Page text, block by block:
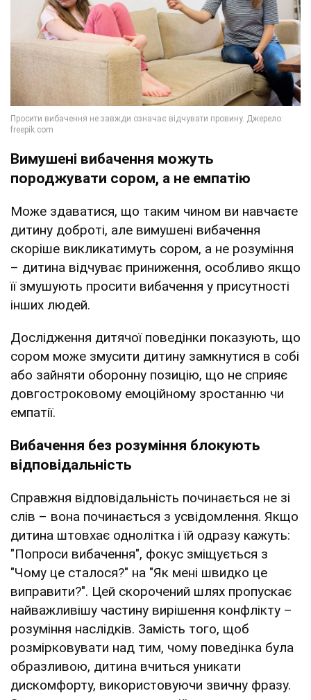
Вимушені вибачення можуть
породжувати сором, а не емпатію
Може здаватися, що таким чином ви навчаєте
дитину доброті, але вимушені вибачення
скоріше викликатимуть сором, а не розуміння
– дитина відчуває приниження, особливо якщо
її змушують просити вибачення у присутності
інших людей.
Дослідження дитячої поведінки показують, що
сором може змусити дитину замкнутися в собі
або зайняти оборонну позицію, що не сприяє
довгостроковому емоційному зростанню чи
емпатії.
Вибачення без розуміння блокують
відповідальність
Справжня відповідальність починається не зі
слів – вона починається з усвідомлення. Якщо
дитина штовхає однолітка і їй одразу кажуть:
"Попроси вибачення", фокус зміщується з
"Чому це сталося?" на "Як мені швидко це
виправити?". Цей скорочений шлях пропускає
найважливішу частину вирішення конфлікту –
розуміння наслідків. Замість того, щоб
розмірковувати над тим, чому поведінка була
образливою, дитина вчиться уникати
дискомфорту, використовуючи звичну фразу.